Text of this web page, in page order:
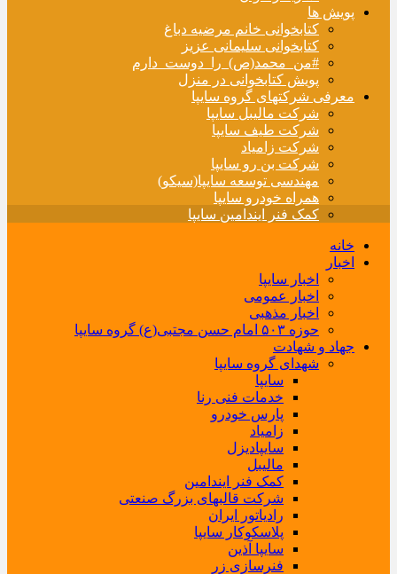
پویش ها
کتابخوانی خانم مرضیه دباغ
کتابخوانی سلیمانی عزیز
#من_محمد(ص)_را_دوست_دارم
پویش کتابخوانی در منزل
معرفی شرکتهای گروه سایپا
شرکت مالیبل سایپا
شرکت طیف سایپا
شرکت زامیاد
شرکت بن رو سایپا
مهندسی توسعه سایپا(سیکو)
همراه خودرو سایپا
کمک فنر ایندامین سایپا
خانه
اخبار
اخبار سایپا
اخبار عمومی
اخبار مذهبی
حوزه ۵۰۳ امام حسن مجتبی(ع) گروه سایپا
جهاد و شهادت
شهدای گروه سایپا
سایپا
خدمات فنی رنا
پارس خودرو
زامیاد
سایپادیزل
مالیبل
کمک فنر ایندامین
شرکت قالبهای بزرگ صنعتی
رادیاتور ایران
پلاسکوکار سایپا
سایپا آذین
فنرسازی زر